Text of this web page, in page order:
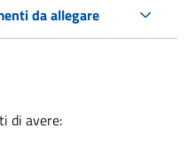
da allegare
di avere: